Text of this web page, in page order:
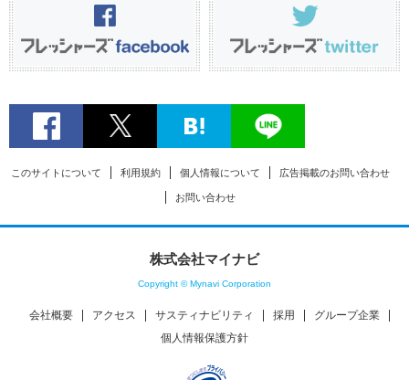
このサイトについて 利用規約 個人情報について 広告掲載のお問い合わせ
お問い合わせ
株式会社マイナビ
Copyright © Mynavi Corporation
会社概要 アクセス サスティナビリティ 採用
グループ企業
個人情報保護方針